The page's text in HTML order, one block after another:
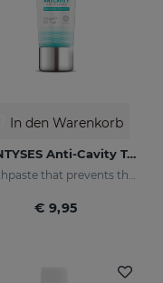
In den Warenkorb
DENTYSES Anti-Cavity Toothpaste
Toothpaste that prevents the appearance of cavities
€ 9,95